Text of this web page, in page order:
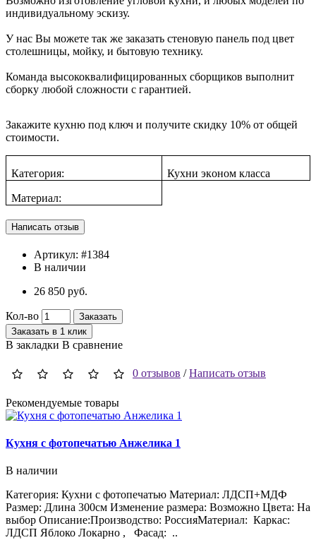
индивидуальному эскизу.
У нас Вы можете так же заказать стеновую панель под цвет
столешницы, мойку, и бытовую технику.
Команда высококвалифицированных сборщиков выполнит
сборку любой сложности с гарантией.
Закажите кухню под ключ и получите скидку 10% от общей
стоимости.
Категория: Кухни эконом класса
Материал:
Артикул: #1384
В наличии
26 850 руб.
Кол-во
Заказать
Заказать в 1 клик
В закладки В сравнение
0 отзывов /Написать отзыв
Рекомендуемые товары
Кухня с фотопечатью Анжелика 1
В наличии
Категория: Кухни с фотопечатью Материал: ЛДСП+МДФ
Размер: Длина 300см Изменение размера: Возможно Цвета: На
выбор Описание:Производство: РоссияМатериал: Каркас:
ЛДСП Яблоко Локарно , Фасад: ..